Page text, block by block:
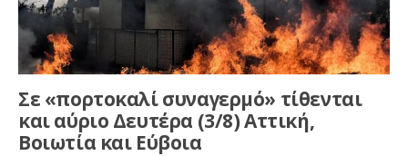
Σε «πορτοκαλί συναγερμό» τίθενται
και αύριο Δευτέρα (3/8) Αττική,
Βοιωτία και Εύβοια